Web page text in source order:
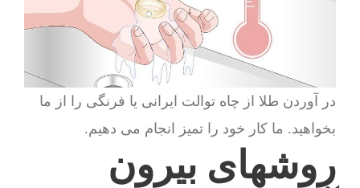
در آوردن طلا از چاه توالت ایرانی یا فرنگی را از ما
بخواهید. ما کار خود را تمیز انجام می دهیم.
روشهای بیرون